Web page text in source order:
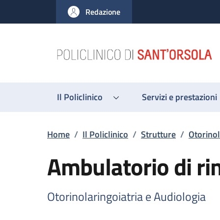
al contenuto principale
to footer content
Redazione
Il Policlinico Servizi e prestazioni
Briciole di pane
Home / Il Policlinico / Strutture /
Ambulatorio di
Otorinolaringoiatria e Audiologia